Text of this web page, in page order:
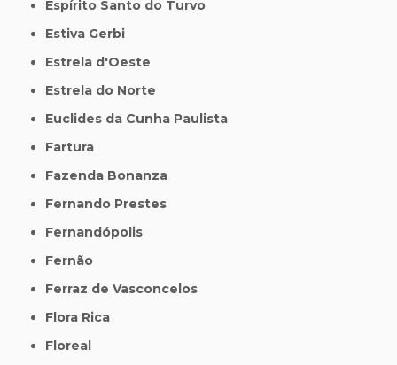
Espírito Santo do Turvo
Estiva Gerbi
Estrela d'Oeste
Estrela do Norte
Euclides da Cunha Paulista
Fartura
Fazenda Bonanza
Fernando Prestes
Fernandópolis
Fernão
Ferraz de Vasconcelos
Flora Rica
Floreal